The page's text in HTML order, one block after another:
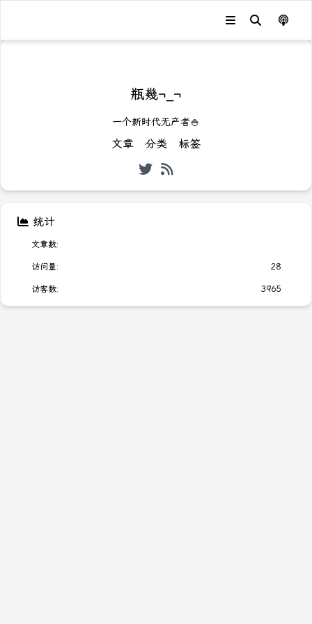
瓶幾¬_¬
一个新时代无产者🍚
文章 分类 标签
统计
文章数:
访问量: 28
访客数: 3965